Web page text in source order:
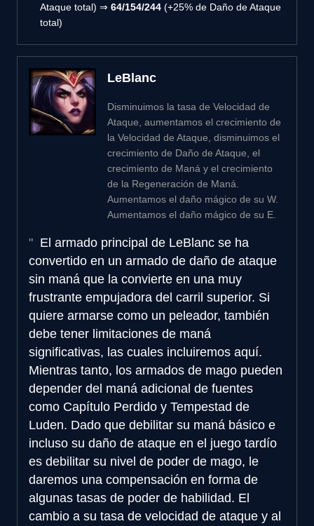
Ataque total) ⇒ 64/154/244 (+25% de Daño de Ataque
total)
LeBlanc
Disminuimos la tasa de Velocidad de
Ataque, aumentamos el crecimiento de
la Velocidad de Ataque, disminuimos el
crecimiento de Daño de Ataque, el
crecimiento de Maná y el crecimiento
de la Regeneración de Maná.
Aumentamos el daño mágico de su W.
Aumentamos el daño mágico de su E.
El armado principal de LeBlanc se ha
convertido en un armado de daño de ataque
sin maná que la convierte en una muy
frustrante empujadora del carril superior. Si
quiere armarse como un peleador, también
debe tener limitaciones de maná
significativas, las cuales incluiremos aquí.
Mientras tanto, los armados de mago pueden
depender del maná adicional de fuentes
como Capítulo Perdido y Tempestad de
Luden. Dado que debilitar su maná básico e
incluso su daño de ataque en el juego tardío
es debilitar su nivel de poder de mago, le
daremos una compensación en forma de
algunas tasas de poder de habilidad. El
cambio a su tasa de velocidad de ataque y al